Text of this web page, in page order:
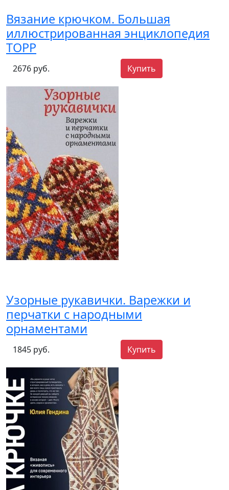
Вязание крючком. Большая
иллюстрированная энциклопедия
TOPP
2676 руб. Купить
Узорные рукавички. Варежки и
перчатки с народными
орнаментами
1845 руб. Купить